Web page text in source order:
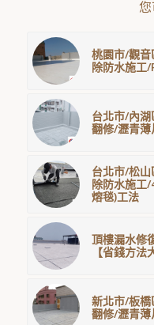
您
桃園市/觀
除防水施工/
台北市/內
翻修/瀝青薄
台北市/松
除防水施工
熔毯)工法
頂樓漏水修
【省錢方法
新北市/板
翻修/瀝青薄